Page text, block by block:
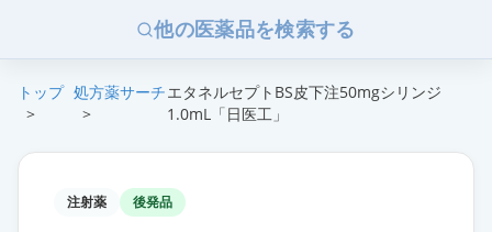
他の医薬品を検索する
トップ
>
処方薬サーチ
>
エタネルセプトBS皮下注50mgシリンジ
1.0mL「日医工」
注射薬 後発品